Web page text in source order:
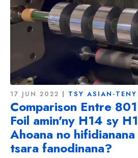
17 JUN 2022 TSY ASIAN-TENY
Comparison Entre
Foil amin'ny H14 sy
Ahoana no
tsara fanodinana?